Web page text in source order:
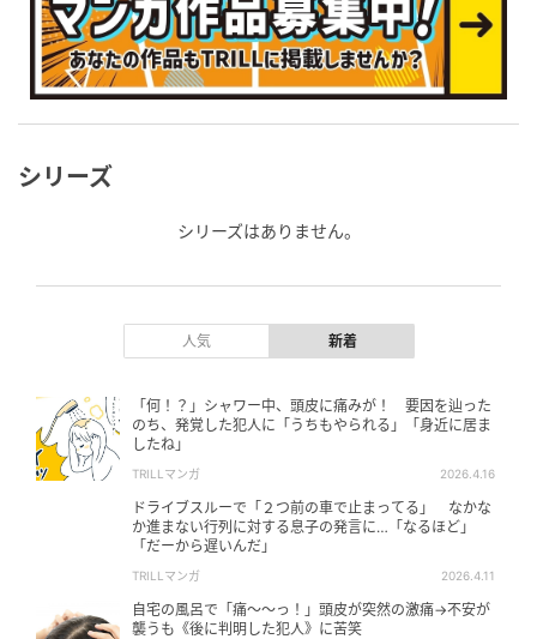
シリーズ
シリーズはありません。
人気 新着
「何！？」シャワー中、頭皮に痛みが！ 要因を辿った
のち、発覚した犯人に「うちもやられる」「身近に居ま
したね」
TRILLマンガ 2026.4.16
ドライブスルーで「２つ前の車で止まってる」 なかな
か進まない行列に対する息子の発言に…「なるほど」
「だーから遅いんだ」
TRILLマンガ 2026.4.11
自宅の風呂で「痛～～っ！」頭皮が突然の激痛→不安が
襲うも《後に判明した犯人》に苦笑